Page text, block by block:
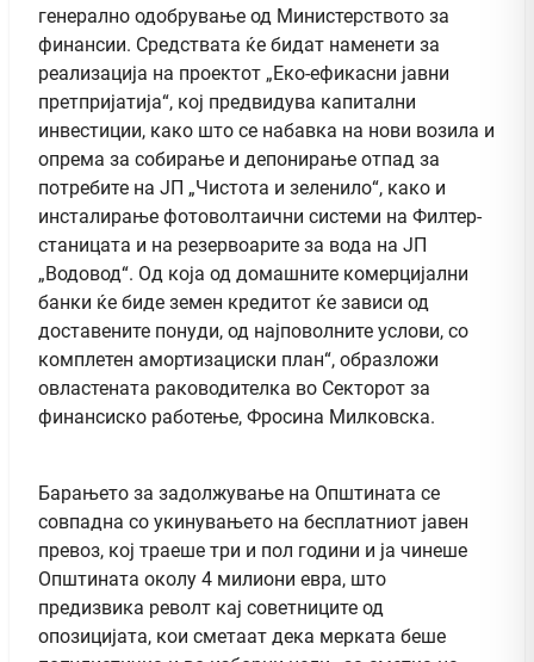
генерално одобрување од Министерството за
финансии. Средствата ќе бидат наменети за
реализација на проектот „Еко-ефикасни јавни
претпријатија“, кој предвидува капитални
инвестиции, како што се набавка на нови возила и
опрема за собирање и депонирање отпад за
потребите на ЈП „Чистота и зеленило“, како и
инсталирање фотоволтаични системи на Филтер-
станицата и на резервоарите за вода на ЈП
„Водовод“. Од која од домашните комерцијални
банки ќе биде земен кредитот ќе зависи од
доставените понуди, од најповолните услови, со
комплетен амортизациски план“, образложи
овластената раководителка во Секторот за
финансиско работење, Фросина Милковска.
Барањето за задолжување на Општината се
совпадна со укинувањето на бесплатниот јавен
превоз, кој траеше три и пол години и ја чинеше
Општината околу 4 милиони евра, што
предизвика револт кај советниците од
опозицијата, кои сметаат дека мерката беше